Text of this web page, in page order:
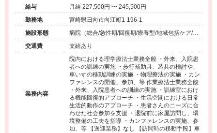
給与
月給 227,500円 〜 245,500円
勤務地
宮崎県日向市向江町1-196-1
施設形態
病院（総合/急性期/回復期/療養型/地域包括ケア/ケ
アミックス/外来）、介護保険関連施設（介護老人
保健施設/訪問看護・リハ）、その他（その他）
交通費 支給あり
業務内容
院内における理学療法士業務全般 ・外来、入院患
者への訓練の実施 ・歩行補助具、装具の検討や、
車いすの移動訓練の実施 ・物理療法の実施 ・カン
ファレンスの開催、参加、等 作業療法士業務全般
・外来、入院患者への訓練の実施 ・訓練室におけ
る機能回復的アプローチ ・生活空間における日常
生活的動作のアプローチ ・患者さんのニーズに合
わせた社会参加を支援 ・退院前に家屋訪問し、環
境整備の工夫を指導 ・カンファレンスの実施、参
加、等 【送迎業務】なし 【訪問時の移動手段】車